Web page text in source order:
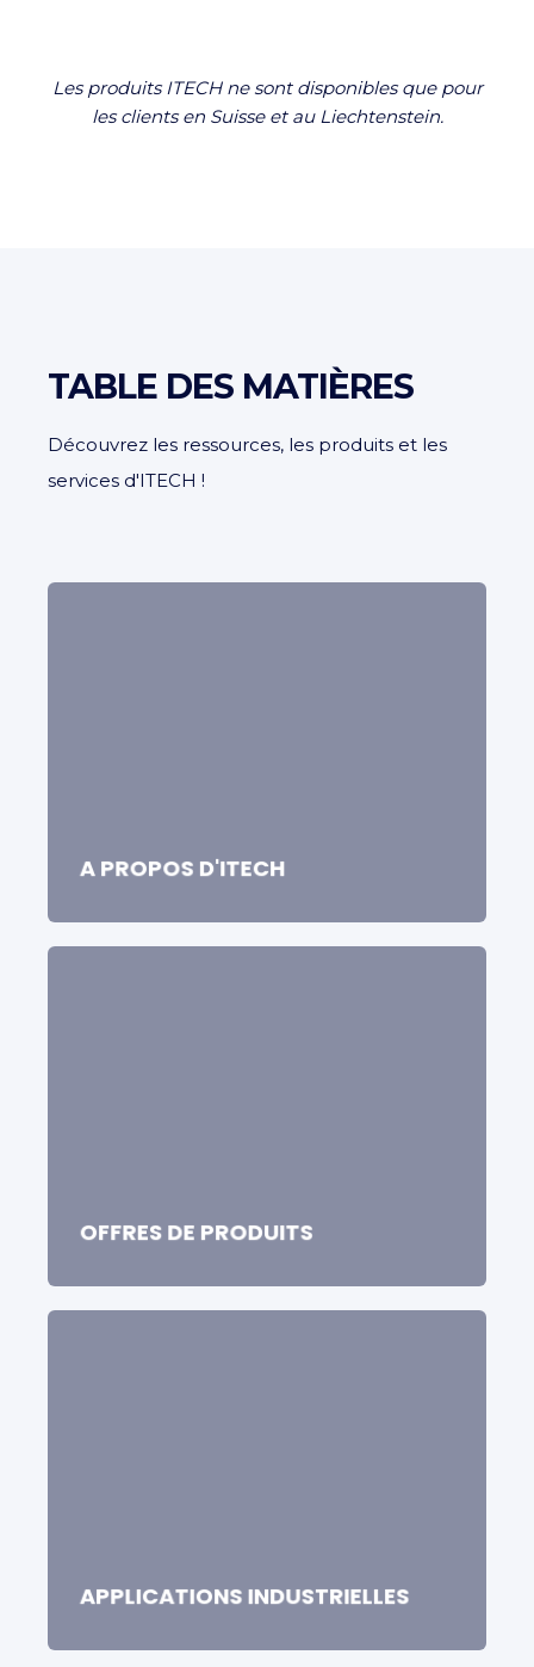
Les produits ITECH ne sont disponibles que pour
les clients en Suisse et au Liechtenstein.
TABLE DES MATIÈRES
Découvrez les ressources, les produits et les
services d'ITECH !
A PROPOS D'ITECH
OFFRES DE PRODUITS
APPLICATIONS INDUSTRIELLES